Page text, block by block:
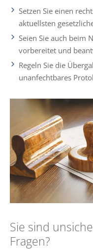
Setzen Sie einen
aktuellsten
Seien Sie auch beim
vorbereitet und
Regeln Sie die
unanfechtbares
Sie sind
Fragen?